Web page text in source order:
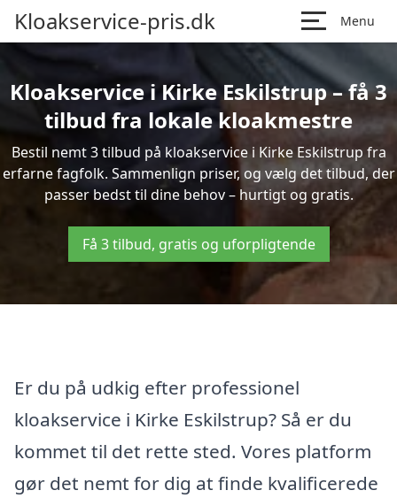
Kloakservice-pris.dk Menu
Kloakservice i Kirke Eskilstrup – få 3
tilbud fra lokale kloakmestre
Bestil nemt 3 tilbud på kloakservice i Kirke Eskilstrup fra
erfarne fagfolk. Sammenlign priser, og vælg det tilbud, der
passer bedst til dine behov – hurtigt og gratis.
Få 3 tilbud, gratis og uforpligtende
Er du på udkig efter professionel
kloakservice i Kirke Eskilstrup? Så er du
kommet til det rette sted. Vores platform
gør det nemt for dig at finde kvalificerede